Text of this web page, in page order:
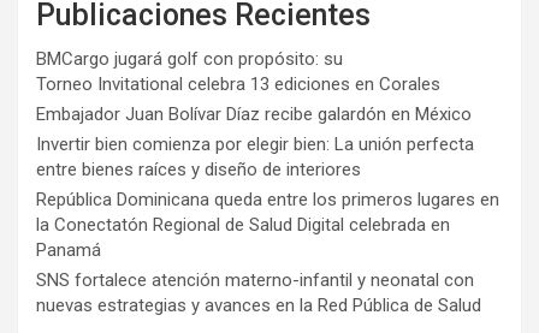
Publicaciones Recientes
BMCargo jugará golf con propósito: su
Torneo Invitational celebra 13 ediciones en Corales
Embajador Juan Bolívar Díaz recibe galardón en México
Invertir bien comienza por elegir bien: La unión perfecta
entre bienes raíces y diseño de interiores
República Dominicana queda entre los primeros lugares en
la Conectatón Regional de Salud Digital celebrada en
Panamá
SNS fortalece atención materno-infantil y neonatal con
nuevas estrategias y avances en la Red Pública de Salud